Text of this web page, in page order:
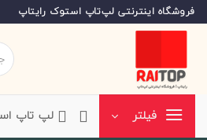
Skip
to
فروشگاه اینترنتی لپ‌تاپ استوک رایتاپ
فیلتر ‌لپ تاپ